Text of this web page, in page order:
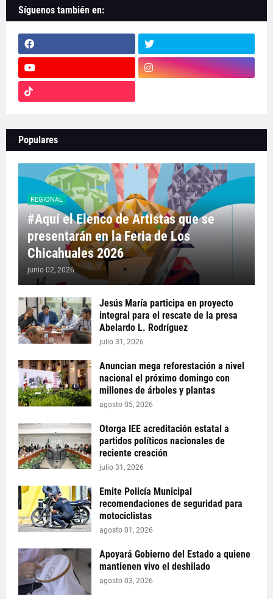
Síguenos también en:
Populares
REGIONAL
#Aquí el Elenco de Artistas que se
presentarán en la Feria de Los
Chicahuales 2026
junio 02, 2026
Jesús María participa en proyecto
integral para el rescate de la presa
Abelardo L. Rodríguez
julio 31, 2026
Anuncian mega reforestación a nivel
nacional el próximo domingo con
millones de árboles y plantas
agosto 05, 2026
Otorga IEE acreditación estatal a
partidos políticos nacionales de
reciente creación
julio 31, 2026
Emite Policía Municipal
recomendaciones de seguridad para
motociclistas
agosto 01, 2026
Apoyará Gobierno del Estado a quiene
mantienen vivo el deshilado
agosto 03, 2026